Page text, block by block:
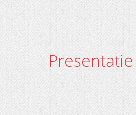
Presentatie